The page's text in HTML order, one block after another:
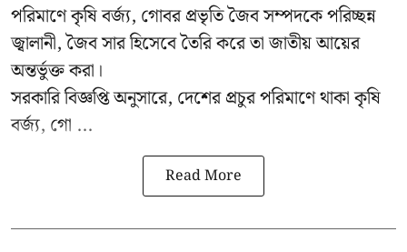
পরিমাণে কৃষি বর্জ্য, গোবর প্রভৃতি জৈব সম্পদকে পরিচ্ছন্ন
জ্বালানী, জৈব সার হিসেবে তৈরি করে তা জাতীয় আয়ের
অন্তর্ভুক্ত করা।
সরকারি বিজ্ঞপ্তি অনুসারে, দেশের প্রচুর পরিমাণে থাকা কৃষি
বর্জ্য, গো ...
Read More